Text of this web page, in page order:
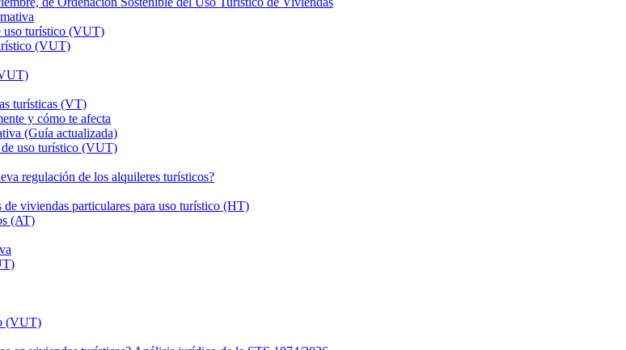
turístico (VUT)
(VUT)
turísticas (VT)
y cómo te afecta
(Guía actualizada)
uso turístico (VUT)
regulación de los alquileres turísticos?
viviendas particulares para uso turístico (HT)
(AT)
(VUT)